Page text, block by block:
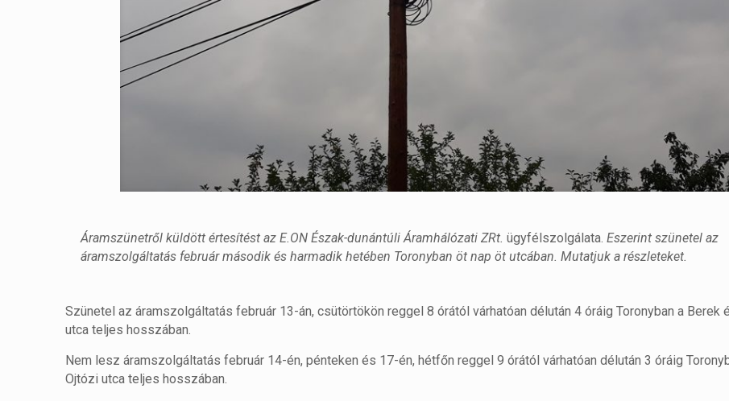
Áramszünetről küldött értesítést az E.ON Észak-dunántúli Áramhálózati ZRt. ügyfélszolgálata. Eszerint szünetel az
áramszolgáltatás február második és harmadik hetében Toronyban öt nap öt utcában. Mutatjuk a részleteket.
Szünetel az áramszolgáltatás február 13-án, csütörtökön reggel 8 órától várhatóan délután 4 óráig Toronyban a Berek
utca teljes hosszában.
Nem lesz áramszolgáltatás február 14-én, pénteken és 17-én, hétfőn reggel 9 órától várhatóan délután 3 óráig
Ojtózi utca teljes hosszában.